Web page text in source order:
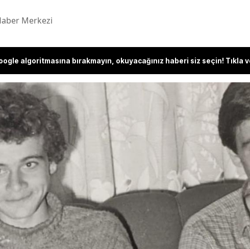
Merkezi
algoritmasına bırakmayın, okuyacağınız haberi siz seçin! Tıkla
Reha Özcan, sosyal medya
gibi oyuncu olan ağabeyi Serhat
nostaljik bir karesini paylaştı.